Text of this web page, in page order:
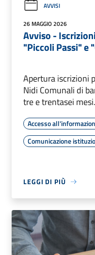
AVVISI
26 MAGGIO 2026
Avviso -
"Piccoli Passi" e
Apertura iscrizioni
Nidi Comunali di
tre e trentasei mesi.
Accesso
Comunicazione
LEGGI DI PIÙ